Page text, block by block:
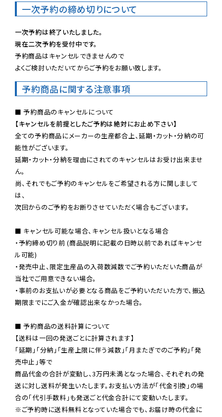
一次予約の締め切りについて
一次予約は終了いたしました。
現在二次予約を受付中です。
予約商品はキャンセルできませんので
よくご検討いただいてからご予約をお願い致します。
予約商品に関する注意事項
【キャンセルを前提としたご予約は絶対にお止め下さい】
全ての予約商品にメーカーの生産都合上、延期・カット・分納の可
能性がございます。
延期・カット・分納を理由にされてのキャンセルはお受け出来ませ
ん。
尚、それでもご予約のキャンセルをご希望される方に関しまして
は、
次回からのご予約をお断りさせていただく場合もございます。
■ キャンセル可能な場合、キャンセル扱いとなる場合
・予約締め切り前 (商品説明に記載の日時以前であればキャンセ
ル可能)
・発売中止、限定生産品の入荷数減数でご予約いただいた商品が
当社でご用意できない場合。
・事前のお支払いが必要となる商品をご予約いただいた方で、振込
期限までにご入金が確認出来なかった場合。
■ 予約商品の送料計算について
【送料は一回の発送ごとに計算されます】
「延期」「分納」「生産上限に伴う減数」「月またぎでのご予約」「発
売中止」等で
商品代金の合計が変動し、3万円未満となった場合、それぞれの発
送に対し送料が発生いたします。お支払い方法が「代金引換」の場
※ご予約時に送料無料となっていた場合でも、お届け時の代金に